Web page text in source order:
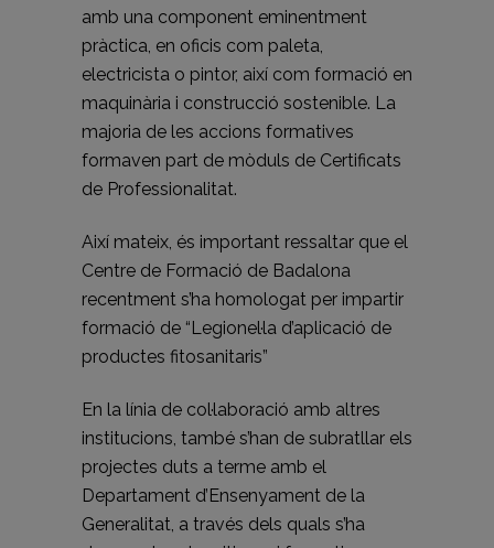
amb una component eminentment
pràctica, en oficis com paleta,
electricista o pintor, així com formació en
maquinària i construcció sostenible. La
majoria de les accions formatives
formaven part de mòduls de Certificats
de Professionalitat.
Així mateix, és important ressaltar que el
Centre de Formació de Badalona
recentment s’ha homologat per impartir
formació de “Legionel·la d’aplicació de
productes fitosanitaris”
En la línia de col·laboració amb altres
institucions, també s’han de subratllar els
projectes duts a terme amb el
Departament d’Ensenyament de la
Generalitat, a través dels quals s’ha